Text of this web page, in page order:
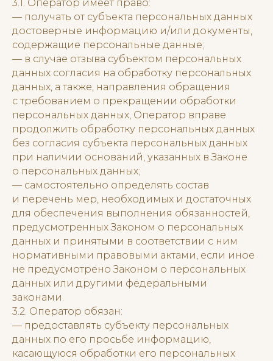
3.1. Оператор имеет право:
— получать от субъекта персональных данных
достоверные информацию и/или документы,
содержащие персональные данные;
— в случае отзыва субъектом персональных
данных согласия на обработку персональных
данных, а также, направления обращения
с требованием о прекращении обработки
персональных данных, Оператор вправе
продолжить обработку персональных данных
без согласия субъекта персональных данных
при наличии оснований, указанных в Законе
о персональных данных;
— самостоятельно определять состав
и перечень мер, необходимых и достаточных
для обеспечения выполнения обязанностей,
предусмотренных Законом о персональных
данных и принятыми в соответствии с ним
нормативными правовыми актами, если иное
не предусмотрено Законом о персональных
данных или другими федеральными
законами.
3.2. Оператор обязан:
— предоставлять субъекту персональных
данных по его просьбе информацию,
касающуюся обработки его персональных